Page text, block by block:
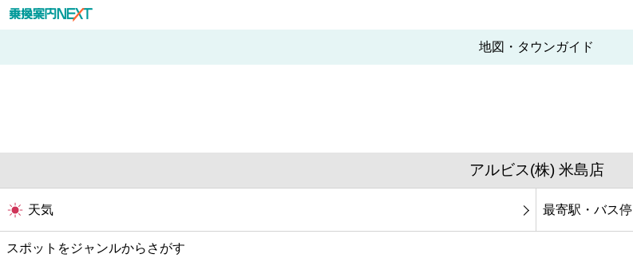
地図・タウンガイド
アルビス(株) 米島店
天気 最寄駅・バス停
スポットをジャンルからさがす